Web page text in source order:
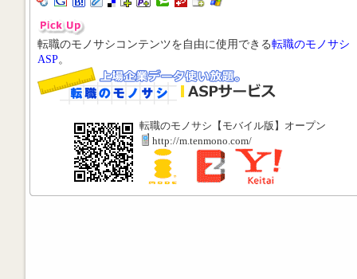
転職のモノサシコンテンツを自由に使用できる転職のモノサシ
ASP。
転職のモノサシ【モバイル版】オープン
http://m.tenmono.com/